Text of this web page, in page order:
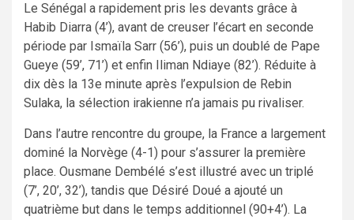
Le Sénégal a rapidement pris les devants grâce à
Habib Diarra (4’), avant de creuser l’écart en seconde
période par Ismaïla Sarr (56’), puis un doublé de Pape
Gueye (59’, 71’) et enfin Iliman Ndiaye (82’). Réduite à
dix dès la 13e minute après l’expulsion de Rebin
Sulaka, la sélection irakienne n’a jamais pu rivaliser.
Dans l’autre rencontre du groupe, la France a largement
dominé la Norvège (4-1) pour s’assurer la première
place. Ousmane Dembélé s’est illustré avec un triplé
(7’, 20’, 32’), tandis que Désiré Doué a ajouté un
quatrième but dans le temps additionnel (90+4’). La